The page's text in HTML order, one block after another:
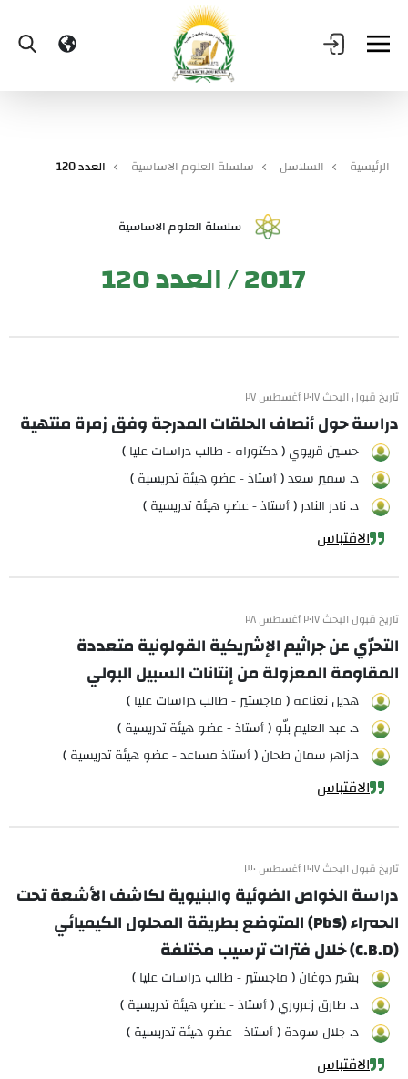
الرئيسية السلاسل سلسلة العلوم الاساسية العدد 120
سلسلة العلوم الاساسية
2017 / العدد 120
تاريخ قبول البحث ٢٠١٧ أغسطس ٢٧
دراسة حول أنصاف الحلقات المدرجة وفق زمرة منتهية
حسين قريوي ( دكتوراه - طالب دراسات عليا )
د. سمير سعد ( أستاذ - عضو هيئة تدريسية )
د. نادر النادر ( أستاذ - عضو هيئة تدريسية )
الاقتباس
تاريخ قبول البحث ٢٠١٧ أغسطس ٢٨
التحرّي عن جراثيم الإشريكية القولونية متعددة
المقاومة المعزولة من إنتانات السبيل البولي
هديل نعناعه ( ماجستير - طالب دراسات عليا )
د. عبد العليم بلّو ( أستاذ - عضو هيئة تدريسية )
د.زاهر سمان طحان ( أستاذ مساعد - عضو هيئة تدريسية )
الاقتباس
تاريخ قبول البحث ٢٠١٧ أغسطس ٣٠
دراسة الخواص الضوئية والبنيوية لكاشف الأشعة تحت
الحمراء (PbS) المتوضع بطريقة المحلول الكيميائي
(C.B.D) خلال فترات ترسيب مختلفة
بشير دوغان ( ماجستير - طالب دراسات عليا )
د. طارق زعروري ( أستاذ - عضو هيئة تدريسية )
د. جلال سودة ( أستاذ - عضو هيئة تدريسية )
الاقتباس